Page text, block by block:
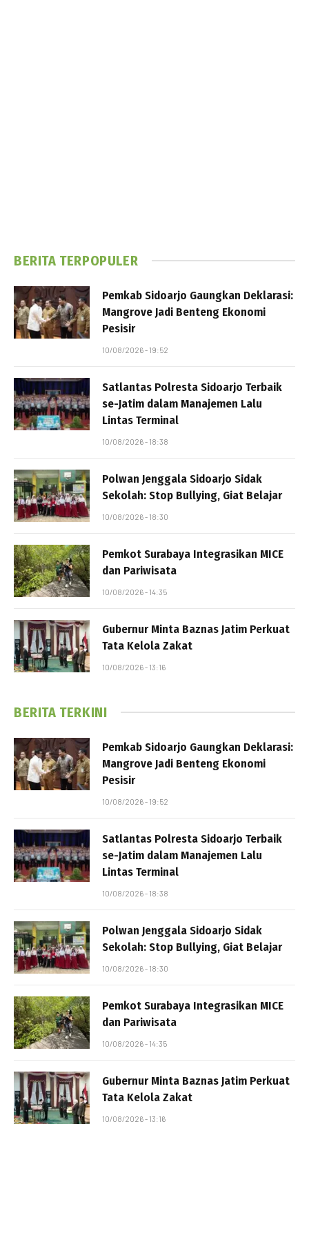
BERITA TERPOPULER
Pemkab Sidoarjo Gaungkan Deklarasi:
Mangrove Jadi Benteng Ekonomi
Pesisir
10/08/2026 - 19:52
Satlantas Polresta Sidoarjo Terbaik
se-Jatim dalam Manajemen Lalu
Lintas Terminal
10/08/2026 - 18:38
Polwan Jenggala Sidoarjo Sidak
Sekolah: Stop Bullying, Giat Belajar
10/08/2026 - 18:30
Pemkot Surabaya Integrasikan MICE
dan Pariwisata
10/08/2026 - 14:35
Gubernur Minta Baznas Jatim Perkuat
Tata Kelola Zakat
10/08/2026 - 13:16
BERITA TERKINI
Pemkab Sidoarjo Gaungkan Deklarasi:
Mangrove Jadi Benteng Ekonomi
Pesisir
10/08/2026 - 19:52
Satlantas Polresta Sidoarjo Terbaik
se-Jatim dalam Manajemen Lalu
Lintas Terminal
10/08/2026 - 18:38
Polwan Jenggala Sidoarjo Sidak
Sekolah: Stop Bullying, Giat Belajar
10/08/2026 - 18:30
Pemkot Surabaya Integrasikan MICE
dan Pariwisata
10/08/2026 - 14:35
Gubernur Minta Baznas Jatim Perkuat
Tata Kelola Zakat
10/08/2026 - 13:16